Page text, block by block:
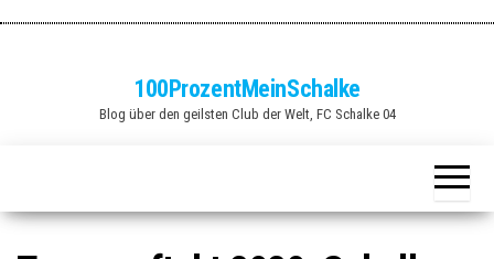
100ProzentMeinSchalke
Blog über den geilsten Club der Welt, FC Schalke 04